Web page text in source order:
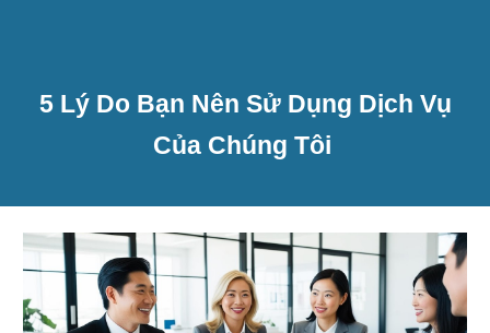
5 Lý Do Bạn Nên Sử Dụng Dịch Vụ
Của Chúng Tôi